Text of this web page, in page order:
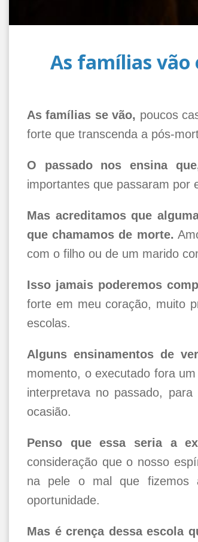
As famílias vão
As famílias se vão, poucos
forte que transcenda a pós-
O passado nos ensina
importantes que passaram por
Mas acreditamos que
que chamamos de morte.
com o filho ou de um marido
Isso jamais poderemos
forte em meu coração, muito
escolas.
Alguns ensinamentos de
momento, o executado fora
interpretava no passado,
ocasião.
Penso que essa seria a
consideração que o nosso
na pele o mal que fizemos
oportunidade.
Mas é crença dessa escola